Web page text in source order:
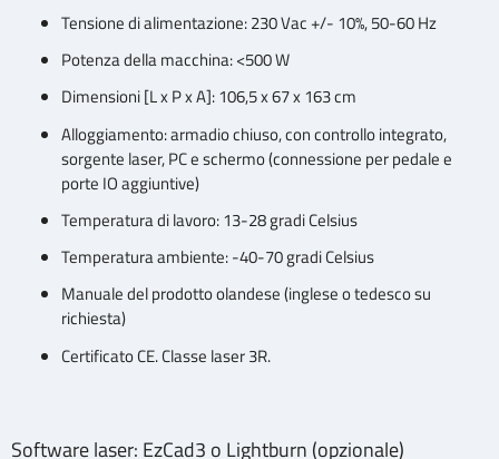
Tensione di alimentazione: 230 Vac +/- 10%, 50-60 Hz
Potenza della macchina: <500 W
Dimensioni [L x P x A]: 106,5 x 67 x 163 cm
Alloggiamento: armadio chiuso, con controllo integrato,
sorgente laser, PC e schermo (connessione per pedale e
porte IO aggiuntive)
Temperatura di lavoro: 13-28 gradi Celsius
Temperatura ambiente: -40-70 gradi Celsius
Manuale del prodotto olandese (inglese o tedesco su
richiesta)
Certificato CE. Classe laser 3R.
Software laser: EzCad3 o Lightburn (opzionale)